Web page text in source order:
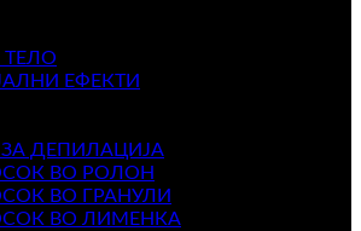
ЕФЕКТИ
ДЕПИЛАЦИЈА
ВО РОЛОН
ВО ГРАНУЛИ
ВО ЛИМЕНКА